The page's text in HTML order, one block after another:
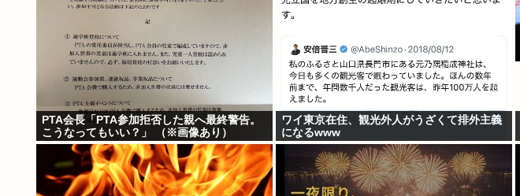
PTA会長「PTA参加拒否した親へ最終警告。
こうなってもいい？」 （※画像あり）
ワイ東京在住、観光外人がうざくて排外主義
になるwww